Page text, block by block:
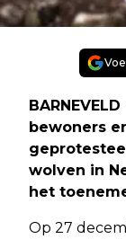
bewoners
wolven in
het
Op 27